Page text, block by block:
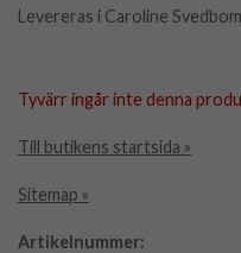
Levereras i Caroline
Tyvärr ingår inte denna
Till butikens startsida »
Sitemap »
Artikelnummer: